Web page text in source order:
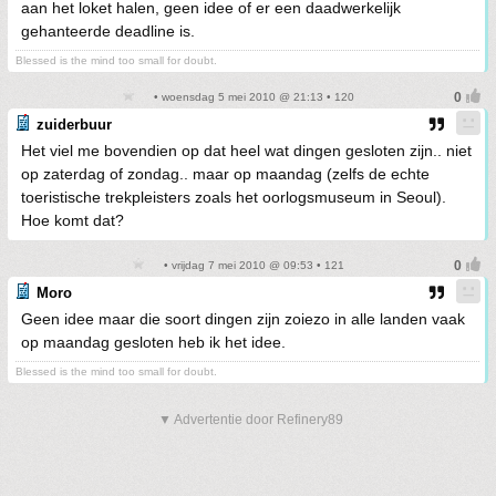
aan het loket halen, geen idee of er een daadwerkelijk
gehanteerde deadline is.
Blessed is the mind too small for doubt.
• woensdag 5 mei 2010 @ 21:13 • 120
zuiderbuur
Het viel me bovendien op dat heel wat dingen gesloten zijn.. niet
op zaterdag of zondag.. maar op maandag (zelfs de echte
toeristische trekpleisters zoals het oorlogsmuseum in Seoul).
Hoe komt dat?
• vrijdag 7 mei 2010 @ 09:53 • 121
Moro
Geen idee maar die soort dingen zijn zoiezo in alle landen vaak
op maandag gesloten heb ik het idee.
Blessed is the mind too small for doubt.
▼ Advertentie door Refinery89